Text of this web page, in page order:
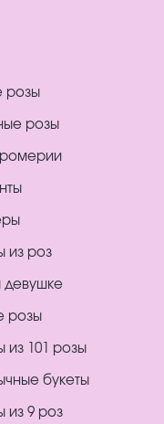
розы
розы
из роз
девушке
розы
из 101 розы
букеты
из 9 роз